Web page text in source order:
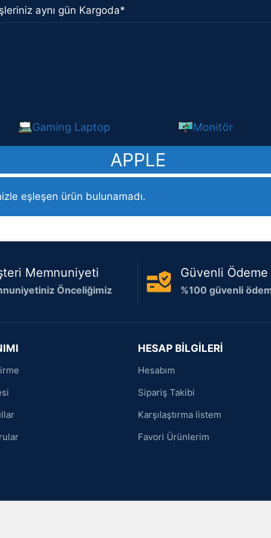
aynı gün Kargoda*
Gaming Laptop Monitör
APPLE
eşleşen ürün bulunamadı.
Memnuniyeti
Önceliğimiz
Güvenli Ödeme
%100 güvenli
HESAP BİLGİLERİ
Hesabım
Sipariş Takibi
Karşılaştırma listem
Favori Ürünlerim